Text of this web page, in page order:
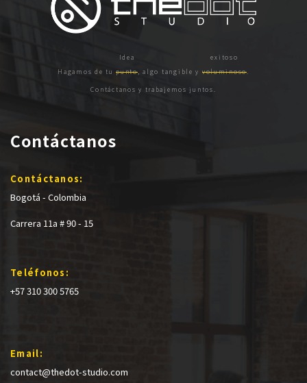
Hagamos de tupunto, algo tangible y voluminoso
Contáctanos y trabajemos juntos.
Contáctanos
Contáctanos:
Bogotá - Colombia
Carrera 11a # 90 - 15
Teléfonos:
+57 310 300 5765
Email:
contact@thedot-studio.com